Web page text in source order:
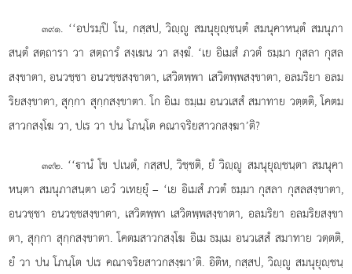
๓๙๑. ‘‘อปรมฺปิโน, กสฺสป, วิฺู สมนุยุฺชนฺตํ สมนุคาหนฺตํ สมนุภา
สนฺตํ สตฺถารา วา สตฺถารํ สงฺเฆน วา สงฺฆํ. ‘เย อิเมสํ ภวตํ ธมฺมา กุสลา กุสล
สงฺขาตา, อนวชฺชา อนวชฺชสงฺขาตา, เสวิตพฺพา เสวิตพฺพสงฺขาตา, อลมริยา อลม
ริยสงฺขาตา, สุกฺกา สุกฺกสงฺขาตา. โก อิเม ธมฺเม อนวเสสํ สมาทาย วตฺตติ, โคตม
สาวกสงฺโฆ วา, ปเร วา ปน โภนฺโต คณาจริยสาวกสงฺฆา’ติ?
๓๙๒. ‘‘านํ โข ปเนตํ, กสฺสป, วิชฺชติ, ยํ วิฺู สมนุยุฺชนฺตา สมนุคา
หนฺตา สมนุภาสนฺตา เอวํ วเทยฺยุํ – ‘เย อิเมสํ ภวตํ ธมฺมา กุสลา กุสลสงฺขาตา,
อนวชฺชา อนวชฺชสงฺขาตา, เสวิตพฺพา เสวิตพฺพสงฺขาตา, อลมริยา อลมริยสงฺขา
ตา, สุกฺกา สุกฺกสงฺขาตา. โคตมสาวกสงฺโฆ อิเม ธมฺเม อนวเสสํ สมาทาย วตฺตติ,
ยํ วา ปน โภนฺโต ปเร คณาจริยสาวกสงฺฆา’ติ. อิติห, กสฺสป, วิฺู สมนุยุฺชนฺ